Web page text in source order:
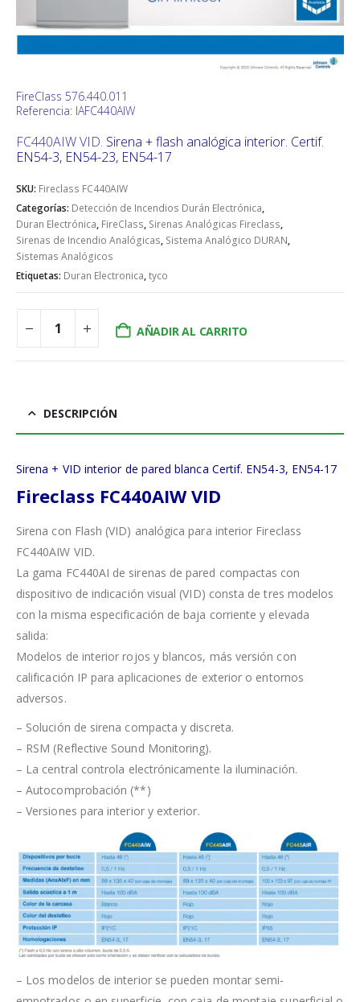
FireClass 576.440.011
Referencia: IAFC440AIW
FC440AIW VID. Sirena + flash analógica interior. Certif.
EN54-3, EN54-23, EN54-17
SKU: Fireclass FC440AIW
Categorías: Detección de Incendios Durán Electrónica,
Duran Electrónica, FireClass, Sirenas Analógicas Fireclass,
Sirenas de Incendio Analógicas, Sistema Analógico DURAN,
Sistemas Analógicos
Etiquetas: Duran Electronica,tyco
AÑADIR AL CARRITO
DESCRIPCIÓN
Sirena + VID interior de pared blanca Certif. EN54-3, EN54-17
Fireclass FC440AIW VID
Sirena con Flash (VID) analógica para interior Fireclass
FC440AIW VID.
La gama FC440AI de sirenas de pared compactas con
dispositivo de indicación visual (VID) consta de tres modelos
con la misma especificación de baja corriente y elevada
salida:
Modelos de interior rojos y blancos, más versión con
calificación IP para aplicaciones de exterior o entornos
adversos.
– Solución de sirena compacta y discreta.
– RSM (Reflective Sound Monitoring).
– La central controla electrónicamente la iluminación.
– Autocomprobación (**)
– Versiones para interior y exterior.
– Los modelos de interior se pueden montar semi-